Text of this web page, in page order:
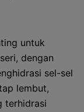
untuk
dengan
sel-sel
lembut,
terhidrasi